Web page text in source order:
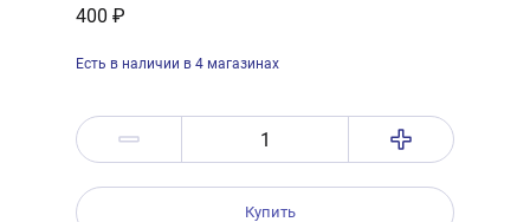
400 ₽
Есть в наличии в 4 магазинах
Купить